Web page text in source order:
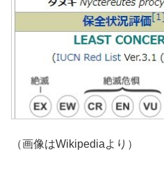
（画像はWikipediaより）